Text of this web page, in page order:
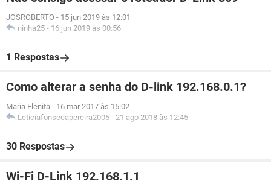
JOSROBERTO - 15 jun 2019 às 12:01
ninha25 - 16 jun 2019 às 00:56
1 Respostas
Como alterar a senha do D-link 192.168.0.1?
Maria Elenita - 16 mar 2017 às 15:02
Leticiafonsecapereira2005 - 21 ago 2018 às 12:45
30 Respostas
Wi-Fi D-Link 192.168.1.1